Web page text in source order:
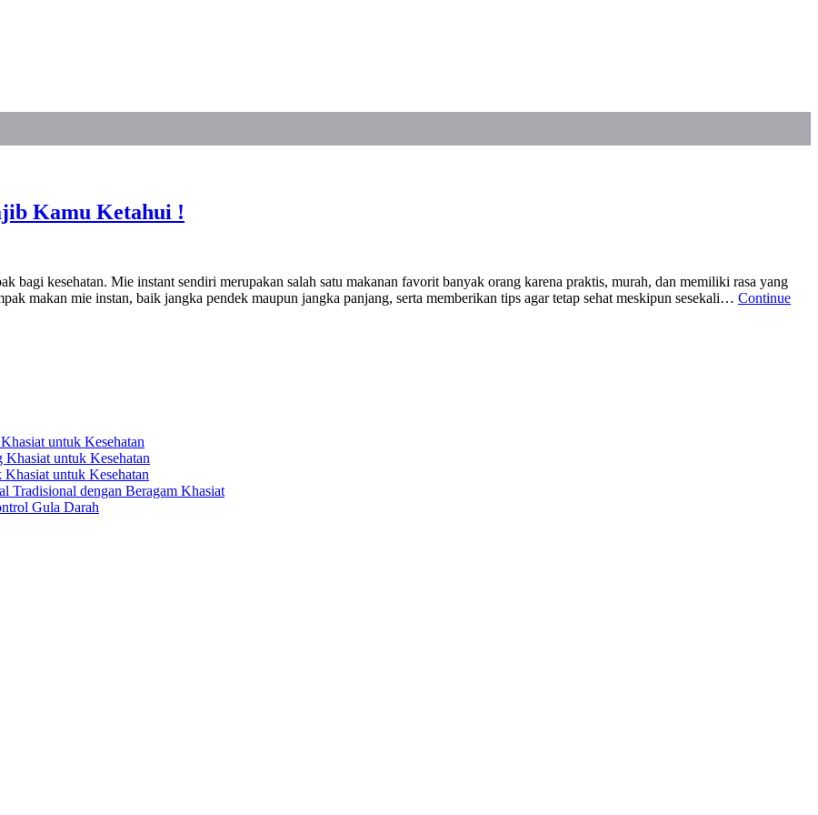
Kamu Ketahui !
bagi kesehatan. Mie instant sendiri merupakan salah satu makanan favorit banyak orang karena praktis, murah, dan memiliki rasa yang
makan mie instan, baik jangka pendek maupun jangka panjang, serta memberikan tips agar tetap sehat meskipun sesekali… Continue
untuk Kesehatan
untuk Kesehatan
untuk Kesehatan
Tradisional dengan Beragam Khasiat
Gula Darah